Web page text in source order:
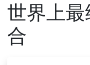
世界上
合